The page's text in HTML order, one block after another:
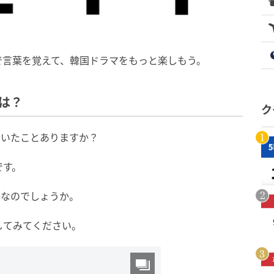
葉を覚えて、韓国ドラマをもっと楽しもう。
？
たことありますか？
。
のでしょうか。
みてください。